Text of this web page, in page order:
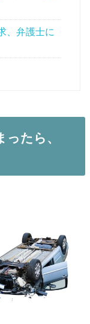
、弁護士に
たら、